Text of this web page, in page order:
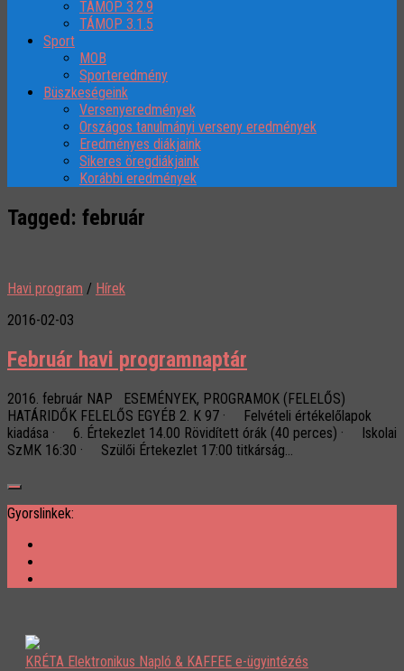
TÁMOP 3.2.9
TÁMOP 3.1.5
Sport
MOB
Sporteredmény
Büszkeségeink
Versenyeredmények
Országos tanulmányi verseny eredmények
Eredményes diákjaink
Sikeres öregdiákjaink
Korábbi eredmények
Tagged: február
Havi program / Hírek
2016-02-03
Február havi programnaptár
2016. február NAP ESEMÉNYEK, PROGRAMOK (FELELŐS)
HATÁRIDŐK FELELŐS EGYÉB 2. K 97 · Felvételi értékelőlapok
kiadása · 6. Értekezlet 14.00 Rövidített órák (40 perces) · Iskolai
SzMK 16:30 · Szülői Értekezlet 17:00 titkárság...
Gyorslinkek:
KRÉTA Elektronikus Napló & KAFFEE e-ügyintézés